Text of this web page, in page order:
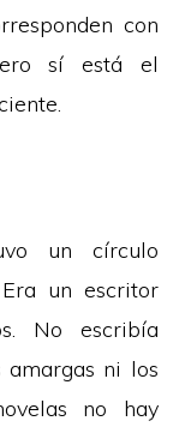
con
sí está el
un círculo
un escritor
No escribía
ni los
no hay